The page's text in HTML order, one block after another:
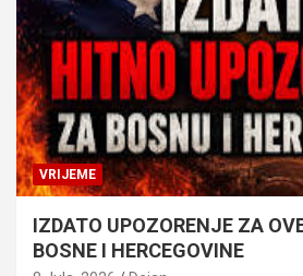
VRIJEME
IZDATO UPOZORENJE ZA
BOSNE I HERCEGOVINE